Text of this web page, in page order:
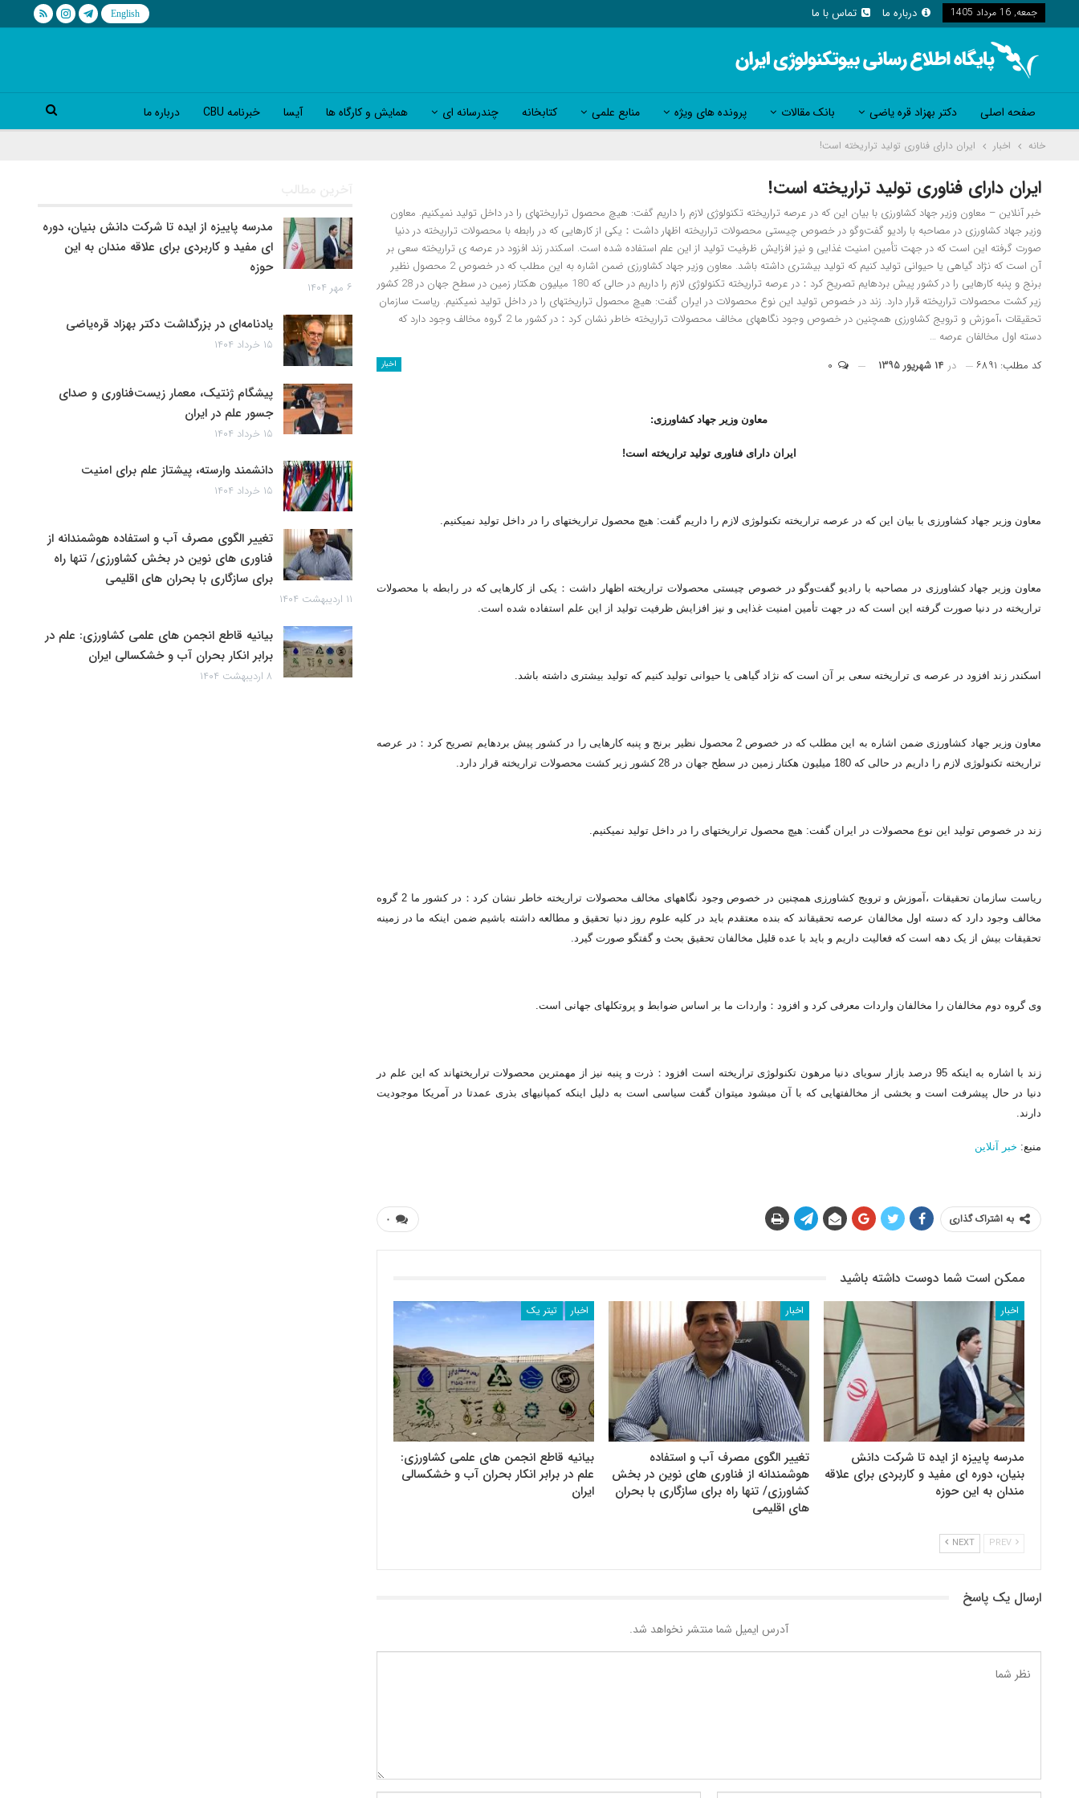
جمعه, 16 مرداد 1405 درباره ما تماس با ما
صفحه اصلی دکتر بهزاد قره یاضی بانک مقالات پرونده های ویژه منابع علمی کتابخانه چندرسانه ای همایش و کارگاه ها آیسا خبرنامه CBU درباره ما
خانه اخبار ایران دارای فناوری تولید تراریخته است!
ایران دارای فناوری تولید تراریخته است!
خبر آنلاین – معاون وزیر جهاد کشاورزی با بیان این که در عرصه تراریخته تکنولوژی لازم را داریم گفت: هیچ محصول تراریخته‎ای را در داخل تولید نمی‎کنیم. معاون
وزیر جهاد کشاورزی در مصاحبه با رادیو گفت‌وگو در خصوص چیستی محصولات تراریخته اظهار داشت：یکی از کارهایی که در رابطه با محصولات تراریخته در دنیا
صورت گرفته این است که در جهت تأمین امنیت غذایی و نیز افزایش ظرفیت تولید از این علم استفاده شده است. اسکندر زند افزود در عرصه ی تراریخته سعی بر
آن است که نژاد گیاهی یا حیوانی تولید کنیم که تولید بیشتری داشته باشد. معاون وزیر جهاد کشاورزی ضمن اشاره به این مطلب که در خصوص 2 محصول نظیر
برنج و پنبه کارهایی را در کشور پیش برده‎ایم تصریح کرد：در عرصه تراریخته تکنولوژی لازم را داریم در حالی که 180 میلیون هکتار زمین در سطح جهان در 28 کشور
زیر کشت محصولات تراریخته قرار دارد. زند در خصوص تولید این نوع محصولات در ایران گفت: هیچ محصول تراریخته‎ای را در داخل تولید نمی‎کنیم. ریاست سازمان
تحقیقات ،آموزش و ترویج کشاورزی همچنین در خصوص وجود نگاه‎های مخالف محصولات تراریخته خاطر نشان کرد：در کشور ما 2 گروه مخالف وجود دارد که
دسته اول مخالفان عرصه …
اخبار کد مطلب: ۶۸۹۱ در ۱۴ شهریور ۱۳۹۵
معاون وزیر جهاد کشاورزی:
ایران دارای فناوری تولید تراریخته است!
معاون وزیر جهاد کشاورزی با بیان این که در عرصه تراریخته تکنولوژی لازم را داریم گفت: هیچ محصول تراریخته‎ای را در داخل تولید نمی‎کنیم.
معاون وزیر جهاد کشاورزی در مصاحبه با رادیو گفت‌وگو در خصوص چیستی محصولات تراریخته اظهار داشت：یکی از کارهایی که در رابطه با محصولات
تراریخته در دنیا صورت گرفته این است که در جهت تأمین امنیت غذایی و نیز افزایش ظرفیت تولید از این علم استفاده شده است.
اسکندر زند افزود در عرصه ی تراریخته سعی بر آن است که نژاد گیاهی یا حیوانی تولید کنیم که تولید بیشتری داشته باشد.
معاون وزیر جهاد کشاورزی ضمن اشاره به این مطلب که در خصوص 2 محصول نظیر برنج و پنبه کارهایی را در کشور پیش برده‎ایم تصریح کرد：در عرصه
تراریخته تکنولوژی لازم را داریم در حالی که 180 میلیون هکتار زمین در سطح جهان در 28 کشور زیر کشت محصولات تراریخته قرار دارد.
زند در خصوص تولید این نوع محصولات در ایران گفت: هیچ محصول تراریخته‎ای را در داخل تولید نمی‎کنیم.
ریاست سازمان تحقیقات ،آموزش و ترویج کشاورزی همچنین در خصوص وجود نگاه‎های مخالف محصولات تراریخته خاطر نشان کرد：در کشور ما 2 گروه
مخالف وجود دارد که دسته اول مخالفان عرصه تحقیق‎اند که بنده معتقدم باید در کلیه علوم روز دنیا تحقیق و مطالعه داشته باشیم ضمن اینکه ما در زمینه
تحقیقات بیش از یک دهه است که فعالیت داریم و باید با عده قلیل مخالفان تحقیق بحث و گفتگو صورت گیرد.
وی گروه دوم مخالفان را مخالفان واردات معرفی کرد و افزود：واردات ما بر اساس ضوابط و پروتکل‎های جهانی است.
زند با اشاره به اینکه 95 درصد بازار سویای دنیا مرهون تکنولوژی تراریخته است افزود：ذرت و پنبه نیز از مهم‎ترین محصولات تراریخته‎اند که این علم در
دنیا در حال پیشرفت است و بخشی از مخالفت‎هایی که با آن می‎شود می‎توان گفت سیاسی است به دلیل اینکه کمپانی‎های بذری عمدتا در آمریکا موجودیت
دارند.
منبع: خبر آنلاین
۰ به اشتراک گذاری
ممکن است شما دوست داشته باشید
اخبار
مدرسه پاییزه از ایده تا شرکت دانش
بنیان، دوره ای مفید و کاربردی برای علاقه
مندان به این حوزه
اخبار
تغییر الگوی مصرف آب و استفاده
هوشمندانه از فناوری های نوین در بخش
کشاورزی/ تنها راه برای سازگاری با بحران
های اقلیمی
اخبار تیتر یک
بیانیه قاطع انجمن های علمی کشاورزی:
علم در برابر انکار بحران آب و خشکسالی
ایران
NEXT
ارسال یک پاسخ
آدرس ایمیل شما منتشر نخواهد شد.
آخرین مطالب
مدرسه پاییزه از ایده تا شرکت دانش بنیان، دوره
ای مفید و کاربردی برای علاقه مندان به این
حوزه
۶ مهر ۱۴۰۴
یادنامه‌ای در بزرگداشت دکتر بهزاد قره‌یاضی
۱۵ خرداد ۱۴۰۴
پیشگام ژنتیک، معمار زیست‌فناوری و صدای
جسور علم در ایران
۱۵ خرداد ۱۴۰۴
دانشمند وارسته، پیشتاز علم برای امنیت
۱۵ خرداد ۱۴۰۴
تغییر الگوی مصرف آب و استفاده هوشمندانه از
فناوری های نوین در بخش کشاورزی/ تنها راه
برای سازگاری با بحران های اقلیمی
۱۱ اردیبهشت ۱۴۰۴
بیانیه قاطع انجمن های علمی کشاورزی: علم در
برابر انکار بحران آب و خشکسالی ایران
۸ اردیبهشت ۱۴۰۴